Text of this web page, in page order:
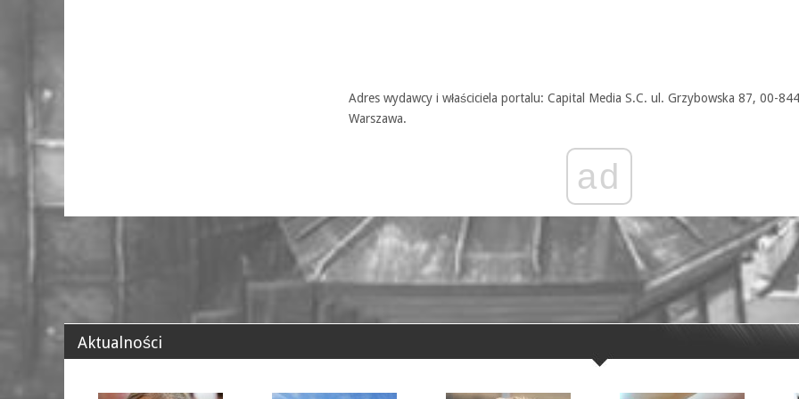
Adres wydawcy i właściciela portalu: Capital Media S.C. ul. Grzybowska 87, 00-844
Warszawa.
ad
Aktualności